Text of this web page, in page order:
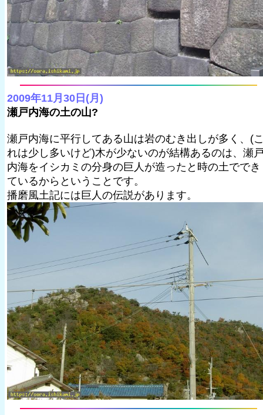
2009年11月30日(月)
瀬戸内海の土の山?
瀬戸内海に平行してある山は岩のむき出しが多く、(
れは少し多いけど)木が少ないのが結構あるのは、瀬
内海をイシカミの分身の巨人が造ったと時の土ででき
ているからということです。
播磨風土記には巨人の伝説があります。